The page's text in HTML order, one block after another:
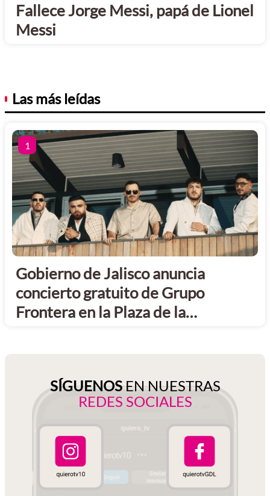
Fallece Jorge Messi, papá de Lionel
Messi
Las más leídas
1
Gobierno de Jalisco anuncia
concierto gratuito de Grupo
Frontera en la Plaza de la
SÍGUENOSEN NUESTRAS
REDES SOCIALES